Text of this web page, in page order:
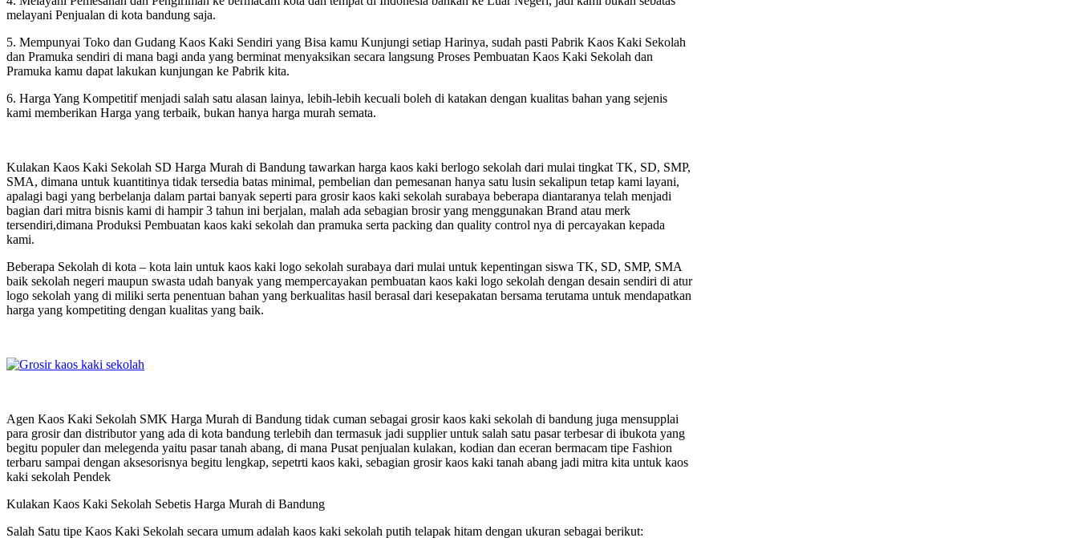
melayani Penjualan di kota bandung saja.
5. Mempunyai Toko dan Gudang Kaos Kaki Sendiri yang Bisa kamu Kunjungi setiap Harinya, sudah pasti Pabrik Kaos Kaki Sekolah
dan Pramuka sendiri di mana bagi anda yang berminat menyaksikan secara langsung Proses Pembuatan Kaos Kaki Sekolah dan
Pramuka kamu dapat lakukan kunjungan ke Pabrik kita.
6. Harga Yang Kompetitif menjadi salah satu alasan lainya, lebih-lebih kecuali boleh di katakan dengan kualitas bahan yang sejenis
kami memberikan Harga yang terbaik, bukan hanya harga murah semata.
Kulakan Kaos Kaki Sekolah SD Harga Murah di Bandung tawarkan harga kaos kaki berlogo sekolah dari mulai tingkat TK, SD, SMP,
SMA, dimana untuk kuantitinya tidak tersedia batas minimal, pembelian dan pemesanan hanya satu lusin sekalipun tetap kami layani,
apalagi bagi yang berbelanja dalam partai banyak seperti para grosir kaos kaki sekolah surabaya beberapa diantaranya telah menjadi
bagian dari mitra bisnis kami di hampir 3 tahun ini berjalan, malah ada sebagian brosir yang menggunakan Brand atau merk
tersendiri,dimana Produksi Pembuatan kaos kaki sekolah dan pramuka serta packing dan quality control nya di percayakan kepada
kami.
Beberapa Sekolah di kota – kota lain untuk kaos kaki logo sekolah surabaya dari mulai untuk kepentingan siswa TK, SD, SMP, SMA
baik sekolah negeri maupun swasta udah banyak yang mempercayakan pembuatan kaos kaki logo sekolah dengan desain sendiri di atur
logo sekolah yang di miliki serta penentuan bahan yang berkualitas hasil berasal dari kesepakatan bersama terutama untuk mendapatkan
harga yang kompetiting dengan kualitas yang baik.
Agen Kaos Kaki Sekolah SMK Harga Murah di Bandung tidak cuman sebagai grosir kaos kaki sekolah di bandung juga mensupplai
para grosir dan distributor yang ada di kota bandung terlebih dan termasuk jadi supplier untuk salah satu pasar terbesar di ibukota yang
begitu populer dan melegenda yaitu pasar tanah abang, di mana Pusat penjualan kulakan, kodian dan eceran bermacam tipe Fashion
terbaru sampai dengan aksesorisnya begitu lengkap, sepetrti kaos kaki, sebagian grosir kaos kaki tanah abang jadi mitra kita untuk kaos
kaki sekolah Pendek
Kulakan Kaos Kaki Sekolah Sebetis Harga Murah di Bandung
Salah Satu tipe Kaos Kaki Sekolah secara umum adalah kaos kaki sekolah putih telapak hitam dengan ukuran sebagai berikut: